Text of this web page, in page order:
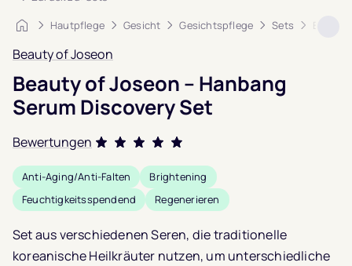
Startseite
Hautpflege Gesicht Gesichtspflege Sets Beauty
Beauty of Joseon
Beauty of Joseon – Hanbang
Serum Discovery Set
Bewertungen
Bewertet mit
4.7von 5,
basierend auf
Kundenbewertungen
Anti-Aging/Anti-Falten
Brightening
Feuchtigkeitsspendend
Regenerieren
Set aus verschiedenen Seren, die traditionelle
koreanische Heilkräuter nutzen, um unterschiedliche